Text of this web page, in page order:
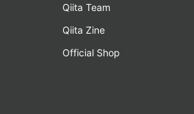
Qiita Team
Qiita Zine
Official Shop